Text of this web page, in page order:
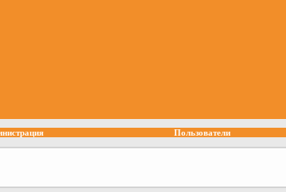
Пользователи